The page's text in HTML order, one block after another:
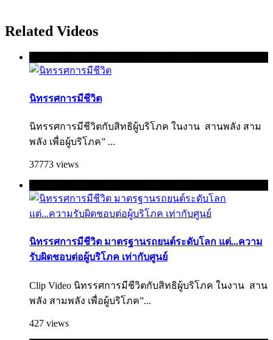
Related Videos
นิทรรศการมีชีวิต
นิทรรศการมีชีวิตกับสิทธิผู้บริโภค ในงาน สานพลัง สาม
พลัง เพื่อผู้บริโภค” ...
37773 views
นิทรรศการมีชีวิต มาตรฐานรถยนต์ระดับโลก แต่...ความ
รับผิดชอบต่อผู้บริโภค เท่ากับศูนย์
Clip Video นิทรรศการมีชีวิตกับสิทธิผู้บริโภค ในงาน สาน
พลัง สามพลัง เพื่อผู้บริโภค”...
427 views